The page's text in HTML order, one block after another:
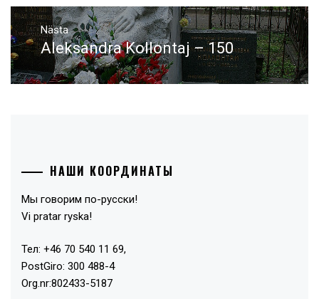
Nästa
Nästa
inlägg:
Aleksandra Kollontaj – 150
НАШИ КООРДИНАТЫ
Мы говорим по-русски!
Vi pratar ryska!
Тел: +46 70 540 11 69,
PostGiro: 300 488-4
Org.nr:802433-5187